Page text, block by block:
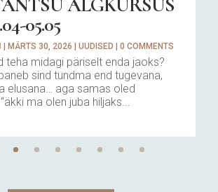
05.05
| MÄRTS 30, 2026 | UUDISED | 0 COMMENTS
teha midagi päriselt enda jaoks?
sind tundma end tugevana,
elusana… aga samas oled
ma olen juba hiljaks...